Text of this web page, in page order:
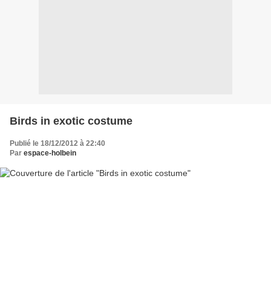
Birds in exotic costume
Publié le 18/12/2012 à 22:40
Par espace-holbein